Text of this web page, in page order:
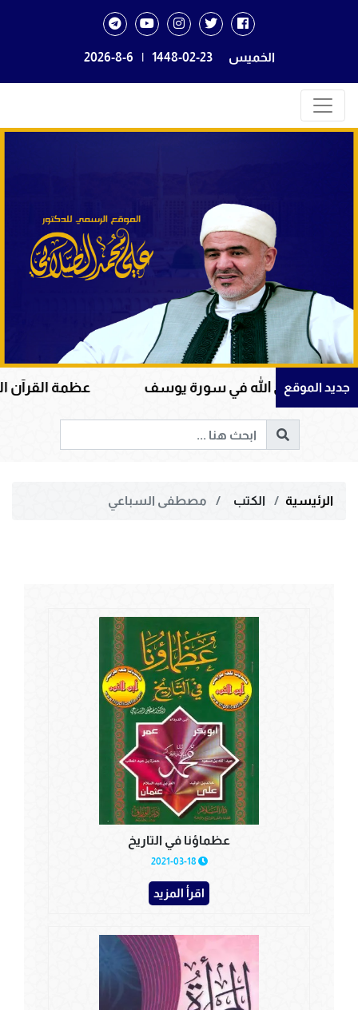
الخميس 1448-02-23
|
2026-8-6
جديد الموقع
الله في سورة يوسف عظمة القرآن الكريم في
الرئيسية الكتب مصطفى السباعي
عظماؤنا في التاريخ
اقرأ المزيد